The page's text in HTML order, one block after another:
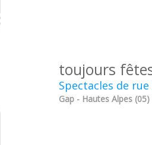
toujours
Spectacles de
Gap - Hautes Alpes (05)